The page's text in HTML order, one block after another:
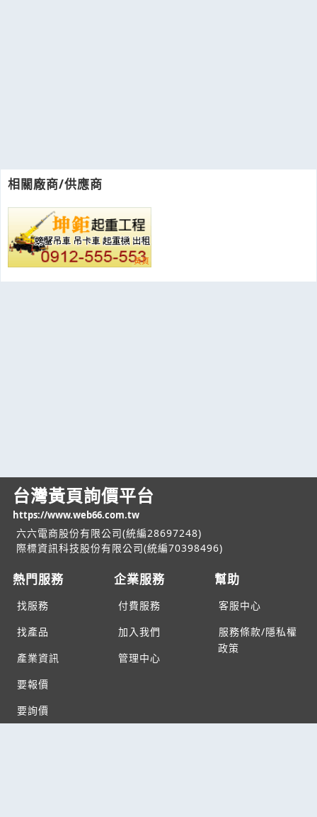
相關廠商/供應商
台灣黃頁詢價平台
https://www.web66.com.tw
六六電商股份有限公司(統編28697248)
際標資訊科技股份有限公司(統編70398496)
熱門服務
找服務
找產品
產業資訊
要報價
要詢價
企業服務
付費服務
加入我們
管理中心
幫助
客服中心
服務條款/隱私權
政策